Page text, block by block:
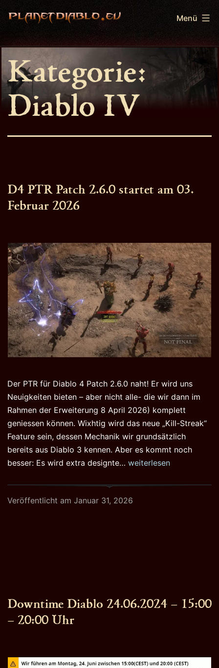
Inhalt
PlanetDiablo.eu
Menü
Kategorie:
Diablo IV
D4 PTR Patch 2.6.0 startet am 03.
Februar 2026
Der PTR für Diablo 4 Patch 2.6.0 naht! Er wird uns
Neuigkeiten bieten – aber nicht alle- die wir dann im
Rahmen der Erweiterung 8 April 2026) komplett
geniessen können. Wixhtig wird das neue „Kill-Streak“
Feature sein, dessen Mechanik wir grundsätzlich
bereits aus Diablo 3 kennen. Aber es kommt noch
besser: Es wird extra designte… D4
Patch
2.6.0
weiterlesen
Veröffentlicht am Januar 31, 2026
Downtime Diablo 24.06.2024 – 15:00
– 20:00 Uhr